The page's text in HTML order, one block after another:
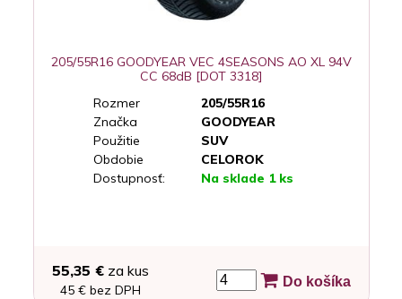
205/55R16 GOODYEAR VEC 4SEASONS AO XL 94V
CC 68dB [DOT 3318]
Rozmer
205/55R16
Značka
GOODYEAR
Použitie
SUV
Obdobie
CELOROK
Dostupnosť:
Na sklade 1 ks
55,35 €za kus
45 € bez DPH
Do košíka